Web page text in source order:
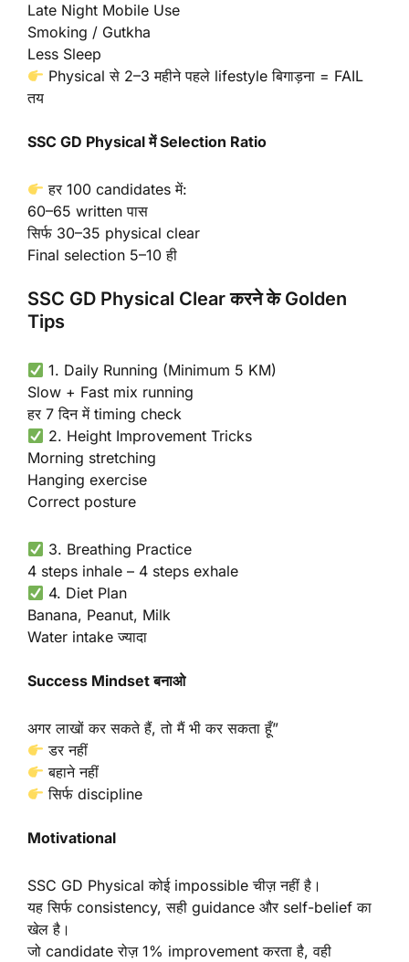
Late Night Mobile Use
Smoking / Gutkha
Less Sleep
Physical से 2–3 महीने पहले lifestyle बिगाड़ना = FAIL
तय
SSC GD Physical में Selection Ratio
हर 100 candidates में:
60–65 written पास
सिर्फ 30–35 physical clear
Final selection 5–10 ही
SSC GD Physical Clear करने के Golden
Tips
1. Daily Running (Minimum 5 KM)
Slow + Fast mix running
हर 7 दिन में timing check
2. Height Improvement Tricks
Morning stretching
Hanging exercise
Correct posture
3. Breathing Practice
4 steps inhale – 4 steps exhale
4. Diet Plan
Banana, Peanut, Milk
Water intake ज्यादा
Success Mindset बनाओ
अगर लाखों कर सकते हैं, तो मैं भी कर सकता हूँ”
डर नहीं
बहाने नहीं
सिर्फ discipline
Motivational
SSC GD Physical कोई impossible चीज़ नहीं है।
यह सिर्फ consistency, सही guidance और self-belief का
खेल है।
जो candidate रोज़ 1% improvement करता है, वही